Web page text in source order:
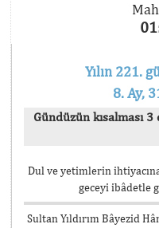
Yılın 221.
8. Ay,
Gündüzün kısalması
Dul ve yetimlerin
geceyi ibâdetle
Sultan Yıldırım Bâyezid